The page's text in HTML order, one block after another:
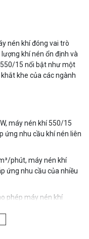
nén khí đóng vai trò
khí nén ổn định và
550/15 nổi bật như một
khe của các ngành
máy nén khí 550/15
ứng nhu cầu khí nén liên
phút, máy nén khí
ứng nhu cầu của nhiều
phép máy nén khí
hỏi áp suất cao.